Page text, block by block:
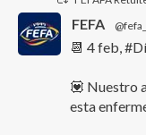
FEFA
📆 4 feb,
💟 Nuestro
esta